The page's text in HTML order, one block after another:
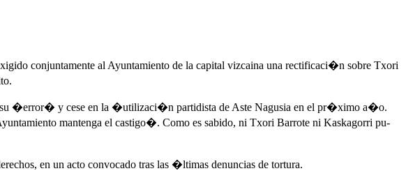
conjuntamente al Ayuntamiento de la capital vizcaina una rectificaci�n sobre Txori
su �error� y cese en la �utilizaci�n partidista de Aste Nagusia en el pr�ximo a�o.
mantenga el castigo�. Como es sabido, ni Txori Barrote ni Kaskagorri pu-
en un acto convocado tras las �ltimas denuncias de tortura.